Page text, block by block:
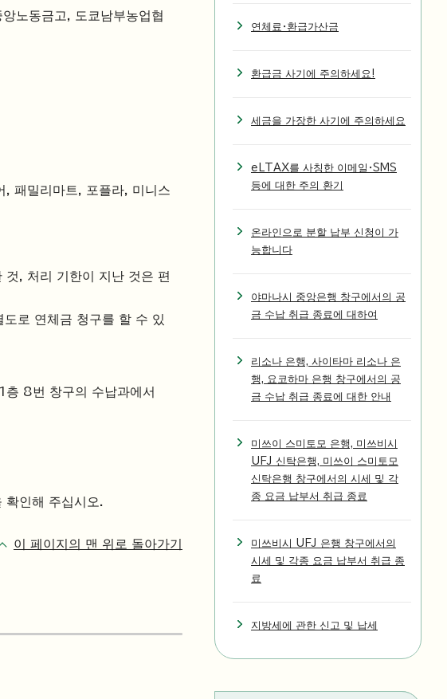
노동금고, 도쿄남부농업협
, 패밀리마트, 포플라, 미니스
것, 처리 기한이 지난 것은 편
도로 연체금 청구를 할 수 있
층 8번 창구의 수납과에서
확인해 주십시오.
이 페이지의 맨 위로 돌아가기
연체료・환급가산금
환급금 사기에 주의하세요!
세금을 가장한 사기에 주의하세요
eLTAX를 사칭한 이메일・SMS
등에 대한 주의 환기
온라인으로 분할 납부 신청이 가
능합니다
야마나시 중앙은행 창구에서의 공
금 수납 취급 종료에 대하여
리소나 은행, 사이타마 리소나 은
행, 요코하마 은행 창구에서의 공
금 수납 취급 종료에 대한 안내
미쓰이 스미토모 은행, 미쓰비시
UFJ 신탁은행, 미쓰이 스미토모
신탁은행 창구에서의 시세 및 각
종 요금 납부서 취급 종료
미쓰비시 UFJ 은행 창구에서의
시세 및 각종 요금 납부서 취급 종
료
지방세에 관한 신고 및 납세